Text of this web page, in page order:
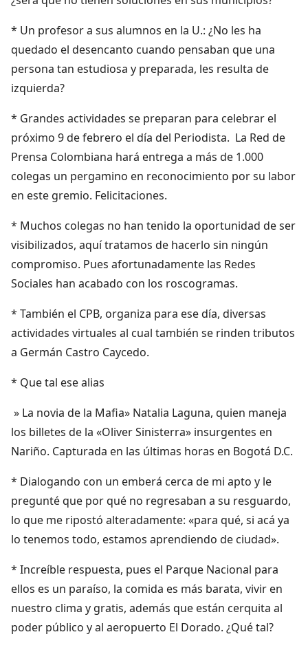
* Un profesor a sus alumnos en la U.: ¿No les ha
quedado el desencanto cuando pensaban que una
persona tan estudiosa y preparada, les resulta de
izquierda?
* Grandes actividades se preparan para celebrar el
próximo 9 de febrero el día del Periodista. La Red de
Prensa Colombiana hará entrega a más de 1.000
colegas un pergamino en reconocimiento por su labor
en este gremio. Felicitaciones.
* Muchos colegas no han tenido la oportunidad de ser
visibilizados, aquí tratamos de hacerlo sin ningún
compromiso. Pues afortunadamente las Redes
Sociales han acabado con los roscogramas.
* También el CPB, organiza para ese día, diversas
actividades virtuales al cual también se rinden tributos
a Germán Castro Caycedo.
* Que tal ese alias
» La novia de la Mafia» Natalia Laguna, quien maneja
los billetes de la «Oliver Sinisterra» insurgentes en
Nariño. Capturada en las últimas horas en Bogotá D.C.
* Dialogando con un emberá cerca de mi apto y le
pregunté que por qué no regresaban a su resguardo,
lo que me ripostó alteradamente: «para qué, si acá ya
lo tenemos todo, estamos aprendiendo de ciudad».
* Increíble respuesta, pues el Parque Nacional para
ellos es un paraíso, la comida es más barata, vivir en
nuestro clima y gratis, además que están cerquita al
poder público y al aeropuerto El Dorado. ¿Qué tal?